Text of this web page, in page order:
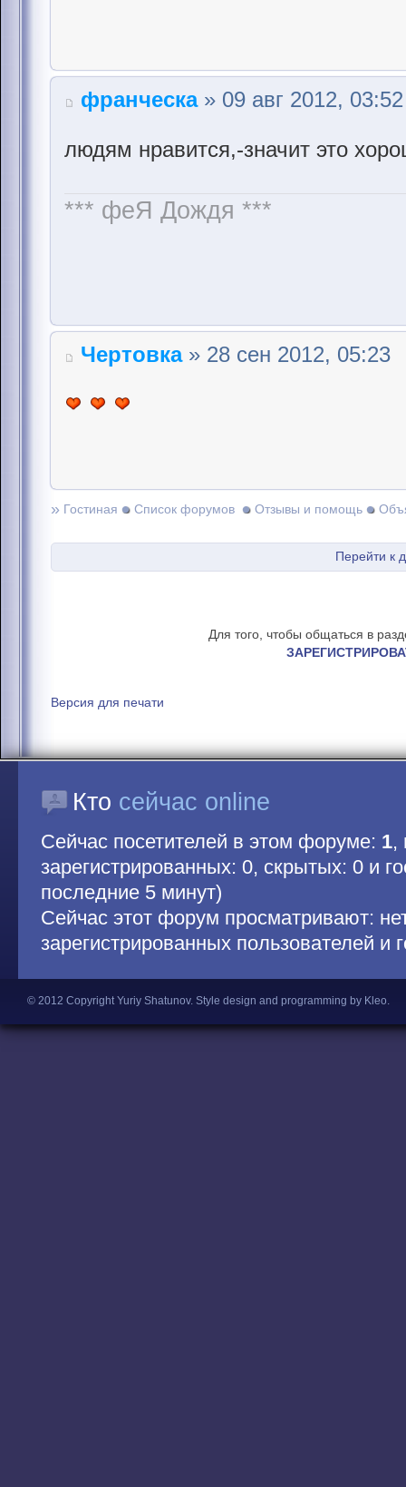
франческа» 09 авг 2012, 03:52
людям нравится,-значит это
*** феЯ Дождя ***
Чертовка» 28 сен 2012, 05:23
» Гостиная Список форумов Отзывы и помощь
Перейти к
Для того, чтобы общаться в
Версия для печати
Кто сейчас online
Сейчас посетителей в этом форуме: 1,
зарегистрированных: 0, скрытых: 0 и
последние 5 минут)
Сейчас этот форум просматривают:
зарегистрированных пользователей и
© 2012 Copyright Yuriy Shatunov. Style design and programming by Kleo.